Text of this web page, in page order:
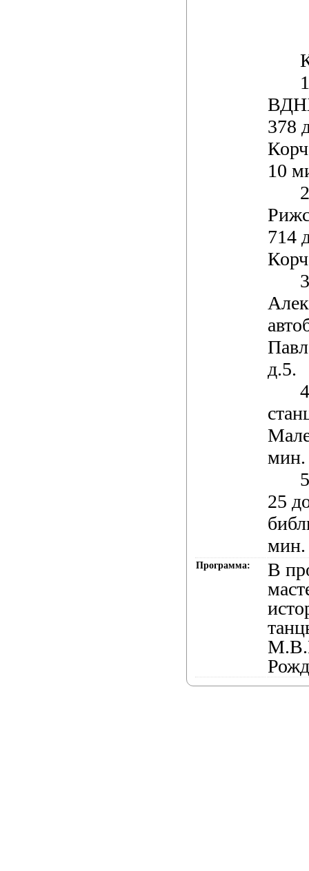
378
10
714
д.5.
25
Программа:
В